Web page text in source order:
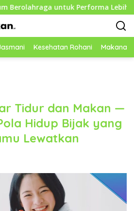
untuk Performa Lebih Optimal
Kesehatan Rohani Makanan
Tidur dan Makan —
Hidup Bijak yang
Lewatkan